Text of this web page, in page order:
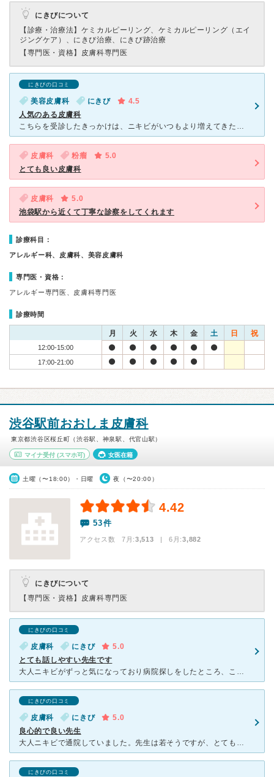
にきびについて
【診療・治療法】 ケミカルピーリング、ケミカルピーリング（エイ
ジングケア）、にきび治療、にきび跡治療
【専門医・資格】 皮膚科専門医
にきびの口コミ
美容皮膚科 にきび
4.5
人気のある皮膚科
こちらを受診したきっかけは、ニキビがいつもより増えてきたため、これ以上増えないようにしたく、受診いたしました。 ネットを見て、予約システムがあったためネットから予約しました。 その時間に行ってみる
皮膚科 粉瘤
5.0
とても良い皮膚科
皮膚科
5.0
池袋駅から近くて丁寧な診察をしてくれます
診療科目：
アレルギー科、皮膚科、美容皮膚科
専門医・資格：
アレルギー専門医、皮膚科専門医
診療時間
月 火 水 木 金 土 日 祝
12:00-15:00
17:00-21:00
渋谷駅前おおしま皮膚科
東京都渋谷区桜丘町（渋谷駅、神泉駅、代官山駅）
マイナ受付 (スマホ可) 女医在籍
土曜（〜18:00）・日曜 夜（〜20:00）
4.42
53件
アクセス数 7月:3,513 | 6月:3,882
にきびについて
【専門医・資格】 皮膚科専門医
にきびの口コミ
皮膚科 にきび
5.0
とても話しやすい先生です
大人ニキビがずっと気になっており病院探しをしたところ、こちらは渋谷にあり、土日夜間も診察していて通いやすいと思いかかってみることにしました。 たかがにきび、のような反応をする皮膚科の先生も過去にはい
にきびの口コミ
皮膚科 にきび
5.0
良心的で良い先生
大人ニキビで通院していました。先生は若そうですが、とても良心的で保険診療内でベストを尽くしてくれました。 またこちらが疑問等あれば懇切丁寧に対応してくれて とても信頼できます(^^) 粉瘤治療で
にきびの口コミ